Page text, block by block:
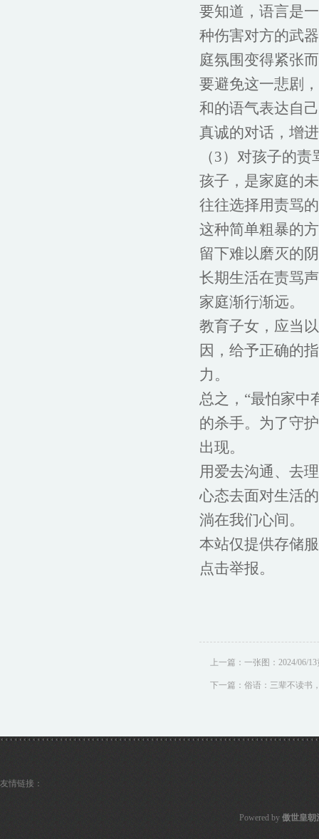
要知道，语言是
种伤害对方的武
庭氛围变得紧张
要避免这一悲剧
和的语气表达自
真诚的对话，增
（3）对孩子的责
孩子，是家庭的
往往选择用责骂
这种简单粗暴的
留下难以磨灭的
长期生活在责骂
家庭渐行渐远。
教育子女，应当
因，给予正确的
力。
总之，“最怕家中
的杀手。为了守
出现。
用爱去沟通、去
心态去面对生活
淌在我们心间。
本站仅提供存储
点击举报。
上一篇： 一张图：2024/06/
下一篇： 俗语：三辈不读书
友情链接：
Powered by 傲世皇朝